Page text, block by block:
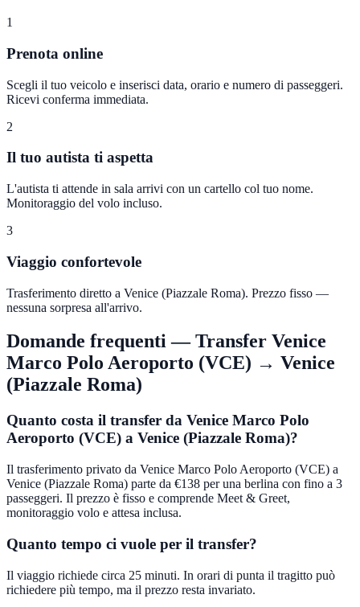
1
Prenota online
Scegli il tuo veicolo e inserisci data, orario e numero di passeggeri.
Ricevi conferma immediata.
2
Il tuo autista ti aspetta
L'autista ti attende in sala arrivi con un cartello col tuo nome.
Monitoraggio del volo incluso.
3
Viaggio confortevole
Trasferimento diretto a Venice (Piazzale Roma). Prezzo fisso —
nessuna sorpresa all'arrivo.
Domande frequenti — Transfer Venice
Marco Polo Aeroporto (VCE) → Venice
(Piazzale Roma)
Quanto costa il transfer da Venice Marco Polo
Aeroporto (VCE) a Venice (Piazzale Roma)?
Il trasferimento privato da Venice Marco Polo Aeroporto (VCE) a
Venice (Piazzale Roma) parte da €138 per una berlina con fino a 3
passeggeri. Il prezzo è fisso e comprende Meet & Greet,
monitoraggio volo e attesa inclusa.
Quanto tempo ci vuole per il transfer?
Il viaggio richiede circa 25 minuti. In orari di punta il tragitto può
richiedere più tempo, ma il prezzo resta invariato.